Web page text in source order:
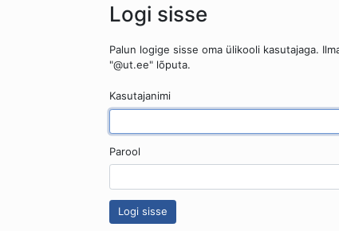
Logi sisse
Palun logige sisse oma ülikooli kasutajaga.
"@ut.ee" lõputa.
Kasutajanimi
Parool